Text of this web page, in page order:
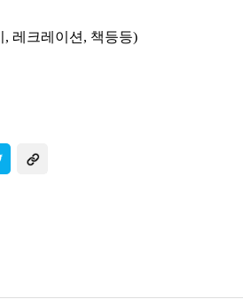
, 레크레이션 , 책등등)